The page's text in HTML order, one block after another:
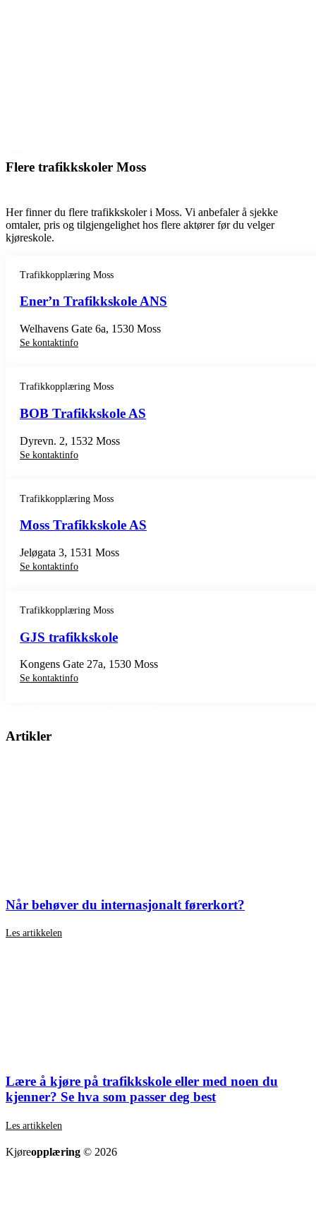
Flere trafikkskoler Moss
Her finner du flere trafikkskoler i Moss. Vi anbefaler å sjekke
omtaler, pris og tilgjengelighet hos flere aktører før du velger
kjøreskole.
Trafikkopplæring Moss
Ener’n Trafikkskole ANS
Welhavens Gate 6a, 1530 Moss
Se kontaktinfo
Trafikkopplæring Moss
BOB Trafikkskole AS
Dyrevn. 2, 1532 Moss
Se kontaktinfo
Trafikkopplæring Moss
Moss Trafikkskole AS
Jeløgata 3, 1531 Moss
Se kontaktinfo
Trafikkopplæring Moss
GJS trafikkskole
Kongens Gate 27a, 1530 Moss
Se kontaktinfo
Artikler
Når behøver du internasjonalt førerkort?
Les artikkelen
Lære å kjøre på trafikkskole eller med noen du
kjenner? Se hva som passer deg best
Les artikkelen
Kjøreopplæring © 2026